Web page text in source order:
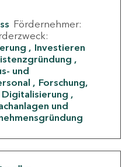
Fördernehmer:
Investieren
und
Forschung,
und